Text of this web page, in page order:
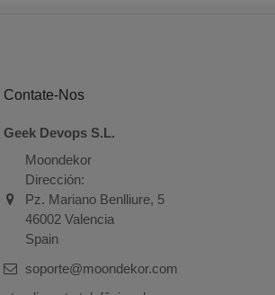
Contate-Nos
Geek Devops S.L.
Moondekor
Dirección:
Pz. Mariano Benlliure, 5
46002 Valencia
Spain
soporte@moondekor.com